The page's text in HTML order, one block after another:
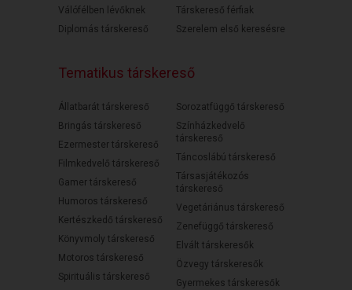
Válófélben lévőknek
Diplomás társkereső
Társkereső férfiak
Szerelem első keresésre
Tematikus társkereső
Állatbarát társkereső
Bringás társkereső
Ezermester társkereső
Filmkedvelő társkereső
Gamer társkereső
Humoros társkereső
Kertészkedő társkereső
Könyvmoly társkereső
Motoros társkereső
Spirituális társkereső
Sorozatfüggő társkereső
Színházkedvelő
társkereső
Táncoslábú társkereső
Társasjátékozós
társkereső
Vegetáriánus társkereső
Zenefüggő társkereső
Elvált társkeresők
Özvegy társkeresők
Gyermekes társkeresők